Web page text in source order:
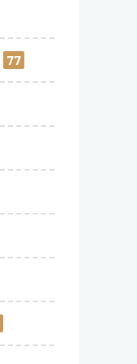
77